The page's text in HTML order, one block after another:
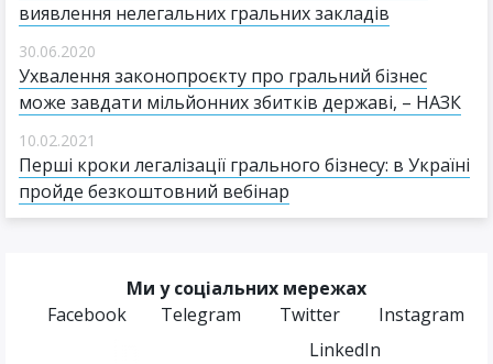
виявлення нелегальних гральних закладів
30.06.2020
Ухвалення законопроєкту про гральний бізнес
може завдати мільйонних збитків державі, – НАЗК
10.02.2021
Перші кроки легалізації грального бізнесу: в Україні
пройде безкоштовний вебінар
Ми у соціальних мережах
Facebook
Telegram Twitter
Instagram
LinkedIn